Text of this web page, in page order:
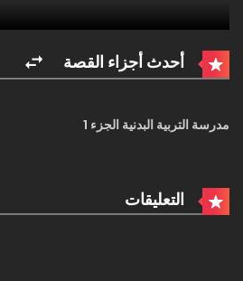
أحدث أجزاء القصة
مدرسة التربية البدنية الجزء 1
التعليقات